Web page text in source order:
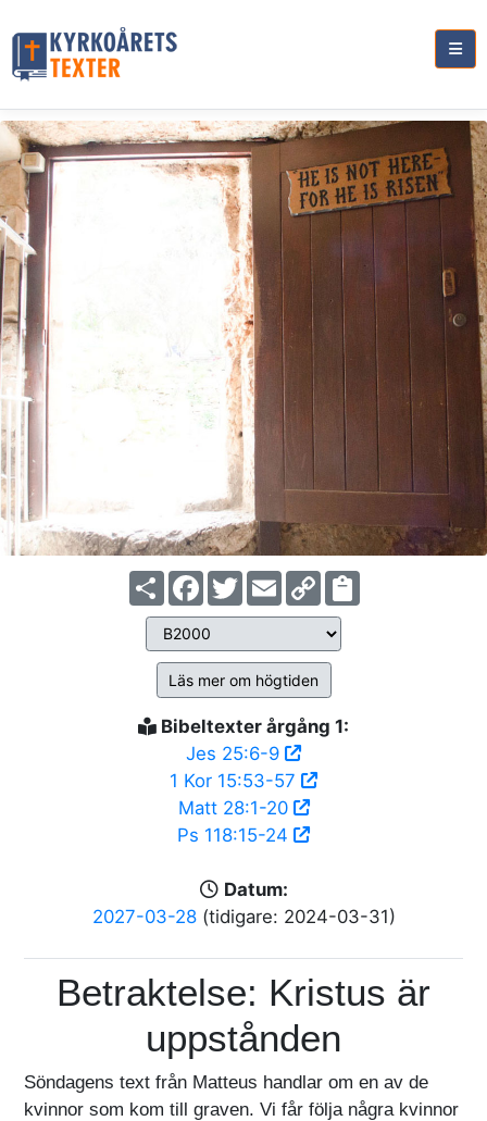
ShareFacebook
TwitterEmailCopy
Link
Läs mer om högtiden
Bibeltexter årgång 1:
Jes 25:6-9
1 Kor 15:53-57
Matt 28:1-20
Ps 118:15-24
Datum:
2027-03-28(tidigare: 2024-03-31)
Betraktelse: Kristus är
uppstånden
Söndagens text från Matteus handlar om en av de
kvinnor som kom till graven. Vi får följa några kvinnor